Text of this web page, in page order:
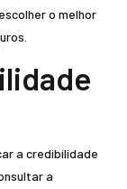
o melhor
a credibilidade
a